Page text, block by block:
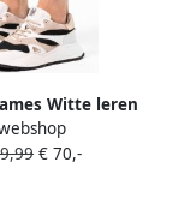
Witte leren
mesh details
€ 70,-